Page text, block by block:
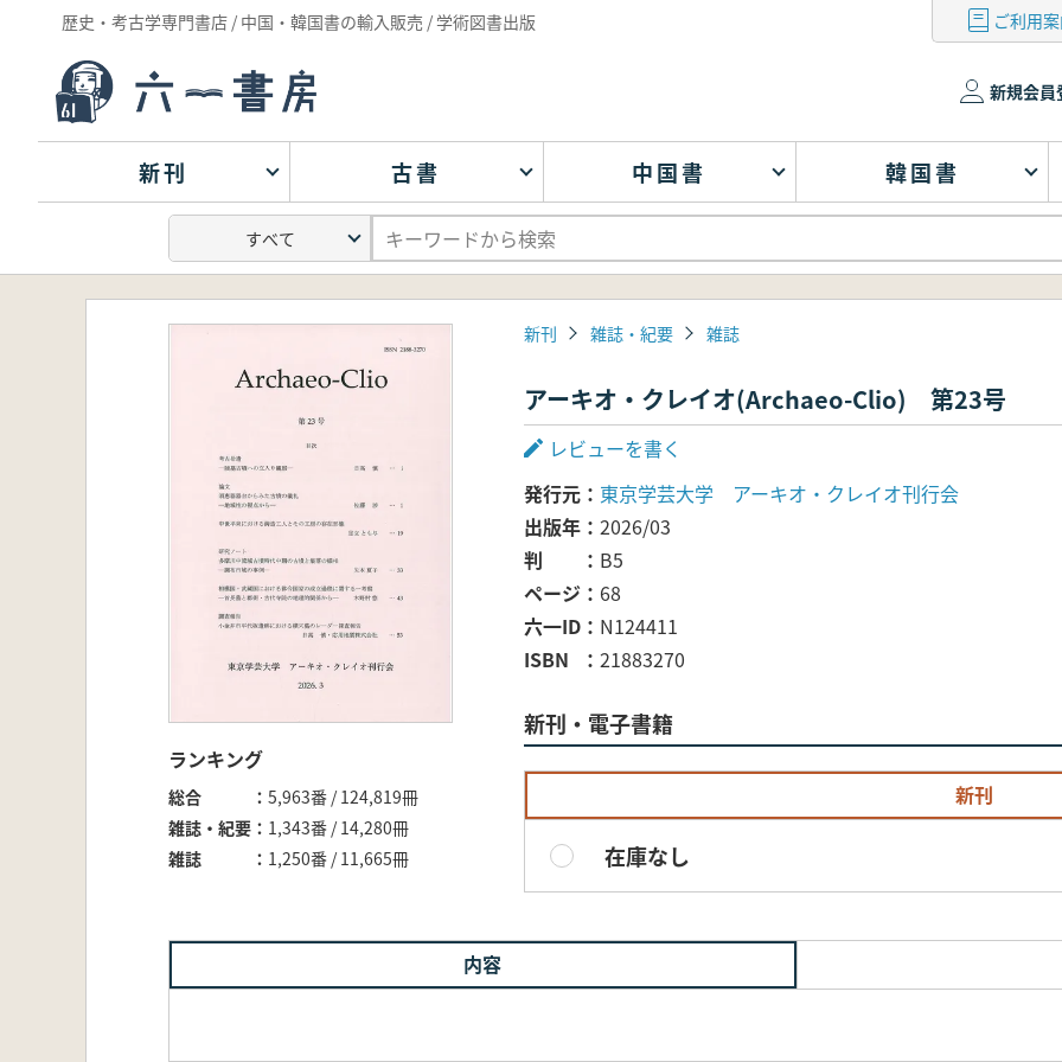
歴史・考古学専門書店 / 中国・韓国書の輸入販売 / 学術図書出版 ご利用
新規会員
新刊 古書 中国書 韓国書
ランキング
総合
5,963番 / 124,819冊
雑誌・紀要
1,343番 / 14,280冊
雑誌
1,250番 / 11,665冊
新刊 雑誌・紀要 雑誌
アーキオ・クレイオ(Archaeo-Clio) 第23号
レビューを書く
発行元
東京学芸大学 アーキオ・クレイオ刊行会
出版年
2026/03
判
B5
ページ
68
六一ID
N124411
ISBN
21883270
新刊・電子書籍
新刊
在庫なし
内容